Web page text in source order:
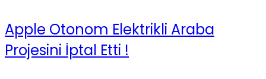
Apple Otonom Elektrikli Araba
Projesini İptal Etti !